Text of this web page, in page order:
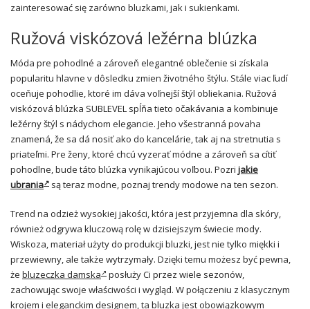
zainteresować się zarówno bluzkami, jak i sukienkami.
Ružová viskózová ležérna blúzka
Móda pre pohodlné a zároveň elegantné oblečenie si získala
popularitu hlavne v dôsledku zmien životného štýlu. Stále viac ľudí
oceňuje pohodlie, ktoré im dáva voľnejší štýl obliekania. Ružová
viskózová blúzka SUBLEVEL spĺňa tieto očakávania a kombinuje
ležérny štýl s nádychom elegancie. Jeho všestranná povaha
znamená, že sa dá nosiť ako do kancelárie, tak aj na stretnutia s
priateľmi. Pre ženy, ktoré chcú vyzerať módne a zároveň sa cítiť
pohodlne, bude táto blúzka vynikajúcou voľbou. Pozri jakie
ubrania
są teraz modne, poznaj trendy modowe na ten sezon.
Trend na odzież wysokiej jakości, która jest przyjemna dla skóry,
również odgrywa kluczową rolę w dzisiejszym świecie mody.
Wiskoza, materiał użyty do produkcji bluzki, jest nie tylko miękki i
przewiewny, ale także wytrzymały. Dzięki temu możesz być pewna,
że bluzeczka damska
posłuży Ci przez wiele sezonów,
zachowując swoje właściwości i wygląd. W połączeniu z klasycznym
krojem i eleganckim designem, ta bluzka jest obowiązkowym